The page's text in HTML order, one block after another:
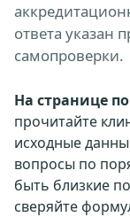
ответа указан
самопроверки.
На странице
прочитайте
исходные
вопросы по
быть близкие
сверяйте